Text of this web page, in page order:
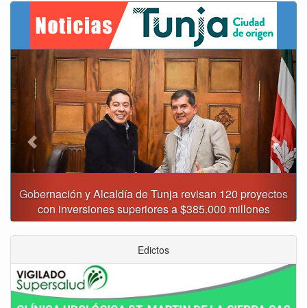
Gobernación y Alcaldía de Tunja revisan 120 proyectos
con inversiones superiores a $385.000 millones
Previous Next
Edictos